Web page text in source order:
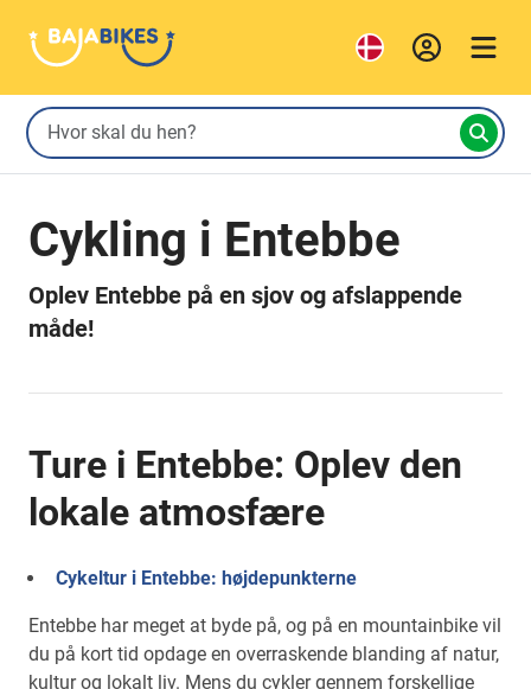
Cykling i Entebbe
Oplev Entebbe på en sjov og afslappende
måde!
Ture i Entebbe: Oplev den
lokale atmosfære
Cykeltur i Entebbe: højdepunkterne
Entebbe har meget at byde på, og på en mountainbike vil
du på kort tid opdage en overraskende blanding af natur,
kultur og lokalt liv. Mens du cykler gennem forskellige